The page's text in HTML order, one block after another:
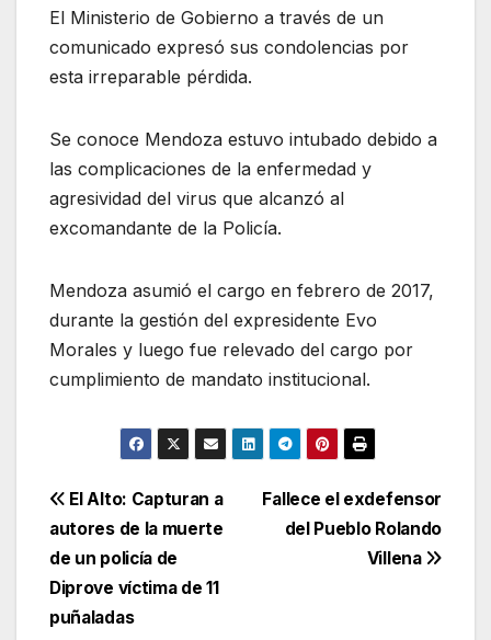
El Ministerio de Gobierno a través de un
comunicado expresó sus condolencias por
esta irreparable pérdida.
Se conoce Mendoza estuvo intubado debido a
las complicaciones de la enfermedad y
agresividad del virus que alcanzó al
excomandante de la Policía.
Mendoza asumió el cargo en febrero de 2017,
durante la gestión del expresidente Evo
Morales y luego fue relevado del cargo por
cumplimiento de mandato institucional.
Navegación
de
entradas
Fallece el exdefensor
del Pueblo Rolando
Villena
El Alto: Capturan a
autores de la muerte
de un policía de
Diprove víctima de 11
puñaladas